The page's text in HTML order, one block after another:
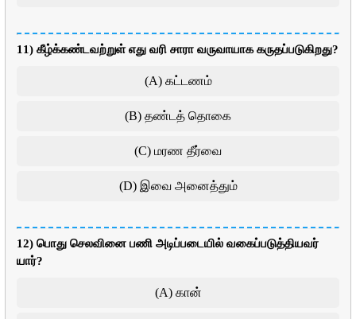
11) கீழ்க்கண்டவற்றுள் எது வரி சாரா வருவாயாக கருதப்படுகிறது?
(A) கட்டணம்
(B) தண்டத் தொகை
(C) மரண தீர்வை
(D) இவை அனைத்தும்
12) பொது செலவினை பணி அடிப்படையில் வகைப்படுத்தியவர்
யார்?
(A) கான்